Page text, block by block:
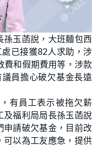
孫玉菡說，大班麵包西
已接獲82人求助，涉
費和假期費用等，涉款
員擔心破欠基金長遠
有員工表示被拖欠薪
及福利局局長孫玉菡說
申請破欠基金，目前改
可以為工友應急，提供